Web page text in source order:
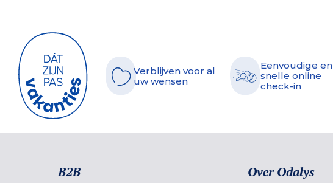
Verblijven voor al
uw wensen
Eenvoudige en
snelle online
check-in
B2B Over Odalys